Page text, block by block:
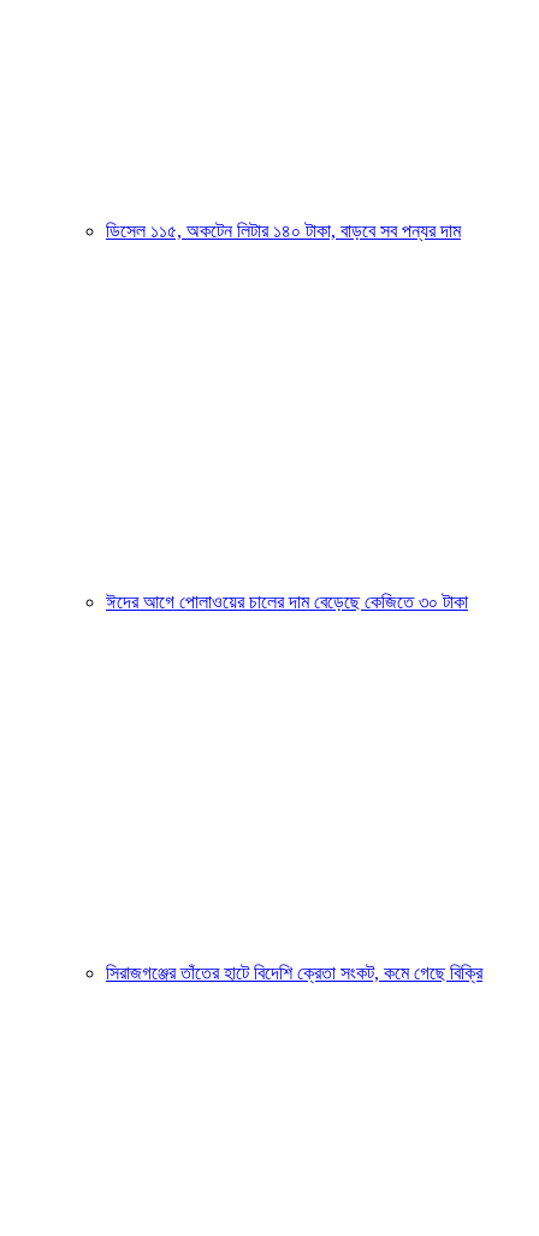
ডিসেল ১১৫, অকটেন লিটার ১৪০ টাকা, বাড়বে সব পন্যর দাম
ঈদের আগে পোলাওয়ের চালের দাম বেড়েছে কেজিতে ৩০ টাকা
সিরাজগঞ্জের তাঁতের হাটে বিদেশি ক্রেতা সংকট, কমে গেছে বিক্রি